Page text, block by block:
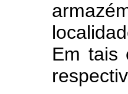
Em tais